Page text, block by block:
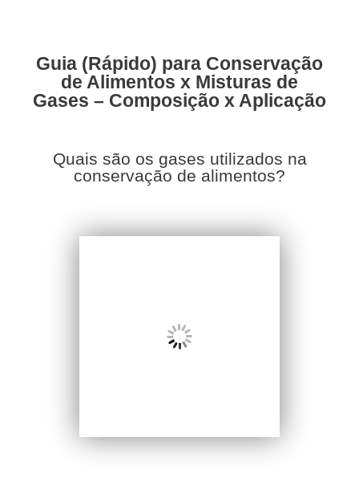
Guia (Rápido) para Conservação
de Alimentos x Misturas de
Gases – Composição x Aplicação
Quais são os gases utilizados na
conservação de alimentos?